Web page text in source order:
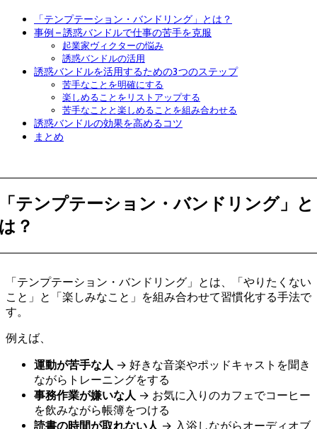
「テンプテーション・バンドリング」とは？
事例 – 誘惑バンドルで仕事の苦手を克服
起業家ヴィクターの悩み
誘惑バンドルの活用
誘惑バンドルを活用するための3つのステップ
苦手なことを明確にする
楽しめることをリストアップする
苦手なことと楽しめることを組み合わせる
誘惑バンドルの効果を高めるコツ
まとめ
テンプテーション・バンドリング」と
？
「テンプテーション・バンドリング」とは、「やりたくない
こと」と「楽しみなこと」を組み合わせて習慣化する手法で
す。
例えば、
運動が苦手な人 → 好きな音楽やポッドキャストを聞き
ながらトレーニングをする
事務作業が嫌いな人 → お気に入りのカフェでコーヒー
を飲みながら帳簿をつける
読書の時間が取れない人 → 入浴しながらオーディオブ